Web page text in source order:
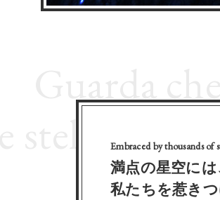
Embraced by thousands of
満点の星空には
私たちを惹き
Le stelle in